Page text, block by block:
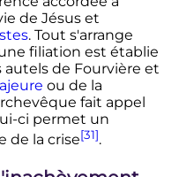
de Jésus et
. Tout s'arrange
filiation est établie
de Fourvière et
ou de la
fait appel
ci permet un
de la crise[31].